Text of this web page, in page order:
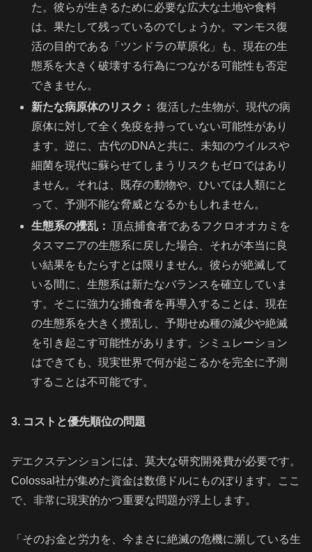
た。彼らが生きるために必要な広大な土地や食料
は、果たして残っているのでしょうか。マンモス復
活の目的である「ツンドラの草原化」も、現在の生
態系を大きく破壊する行為につながる可能性も否定
できません。
新たな病原体のリスク： 復活した生物が、現代の病
原体に対して全く免疫を持っていない可能性があり
ます。逆に、古代のDNAと共に、未知のウイルスや
細菌を現代に蘇らせてしまうリスクもゼロではあり
ません。それは、既存の動物や、ひいては人類にと
って、予測不能な脅威となるかもしれません。
生態系の攪乱： 頂点捕食者であるフクロオオカミを
タスマニアの生態系に戻した場合、それが本当に良
い結果をもたらすとは限りません。彼らが絶滅して
いる間に、生態系は新たなバランスを確立していま
す。そこに強力な捕食者を再導入することは、現在
の生態系を大きく攪乱し、予期せぬ種の減少や絶滅
を引き起こす可能性があります。シミュレーション
はできても、現実世界で何が起こるかを完全に予測
することは不可能です。
3. コストと優先順位の問題
デエクステンションには、莫大な研究開発費が必要です。
Colossal社が集めた資金は数億ドルにものぼります。ここ
で、非常に現実的かつ重要な問題が浮上します。
「そのお金と労力を、今まさに絶滅の危機に瀕している生